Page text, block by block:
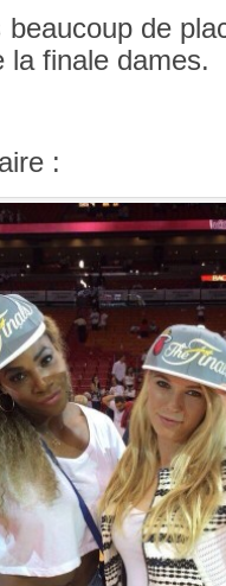
de
la fin­ale dames.
: